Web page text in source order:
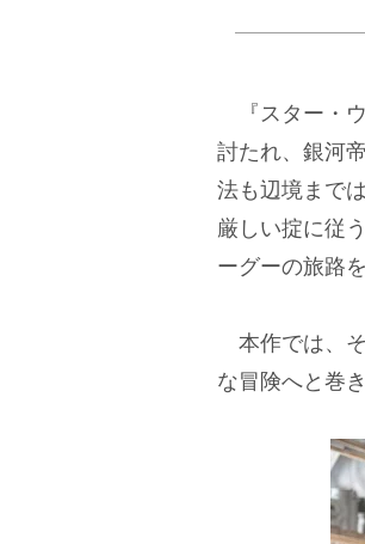
『スター・
討たれ、銀河
法も辺境まで
厳しい掟に従
ーグーの旅路
本作では、
な冒険へと巻